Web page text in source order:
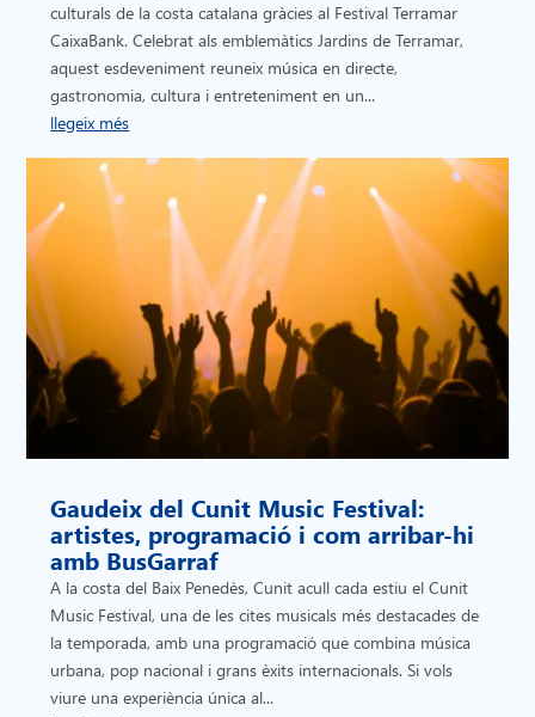
culturals de la costa catalana gràcies al Festival Terramar
CaixaBank. Celebrat als emblemàtics Jardins de Terramar,
aquest esdeveniment reuneix música en directe,
gastronomia, cultura i entreteniment en un...
llegeix més
Gaudeix del Cunit Music Festival:
artistes, programació i com arribar-hi
amb BusGarraf
A la costa del Baix Penedès, Cunit acull cada estiu el Cunit
Music Festival, una de les cites musicals més destacades de
la temporada, amb una programació que combina música
urbana, pop nacional i grans èxits internacionals. Si vols
viure una experiència única al...